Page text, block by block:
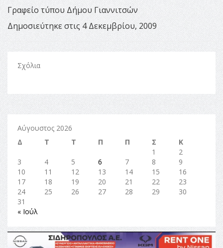
Γραφείο τύπου Δήμου Γιαννιτσών
Δημοσιεύτηκε στις 4 Δεκεμβρίου, 2009
Σχόλια
Αύγουστος 2026
Δ
Τ Τ Π Π Σ
Κ
1
2
3
4 5 6 7 8
9
10
11 12 13 14 15
16
17
18 19 20 21 22
23
24
25 26 27 28 29
30
31
« Ιούλ